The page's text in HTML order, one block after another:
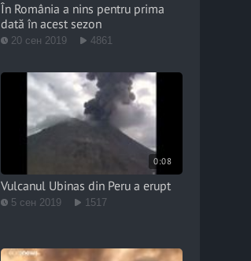
În România a nins pentru prima
dată în acest sezon
20 сен 2019 4861
0:08
Vulcanul Ubinas din Peru a erupt
5 сен 2019 1517